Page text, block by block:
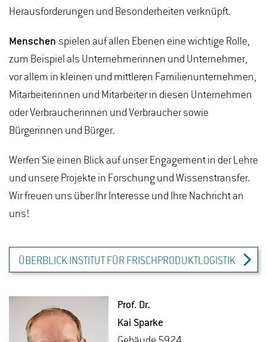
Herausforderungen und Besonderheiten verknüpft.
Menschen spielen auf allen Ebenen eine wichtige Rolle,
zum Beispiel als Unternehmerinnen und Unternehmer,
vor allem in kleinen und mittleren Familienunternehmen,
Mitarbeiterinnen und Mitarbeiter in diesen Unternehmen
oder Verbraucherinnen und Verbraucher sowie
Bürgerinnen und Bürger.
Werfen Sie einen Blick auf unser Engagement in der Lehre
und unsere Projekte in Forschung und Wissenstransfer.
Wir freuen uns über Ihr Interesse und Ihre Nachricht an
uns!
ÜBERBLICK INSTITUT FÜR FRISCHPRODUKTLOGISTIK
Prof. Dr.
Kai Spar­ke